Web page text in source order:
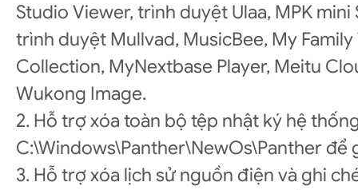
Studio Viewer, trình duyệt Ulaa, MPK
trình duyệt Mullvad, MusicBee, My
Collection, MyNextbase Player, Meitu
Wukong Image.
2. Hỗ trợ xóa toàn bộ tệp nhật ký hệ
C:\Windows\Panther\NewOs\Panther
3. Hỗ trợ xóa lịch sử nguồn điện và ghi